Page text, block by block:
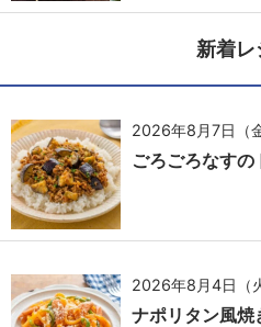
新着レ
2026年8月7日（金
ごろごろなす
2026年8月4日（
ナポリタン風焼